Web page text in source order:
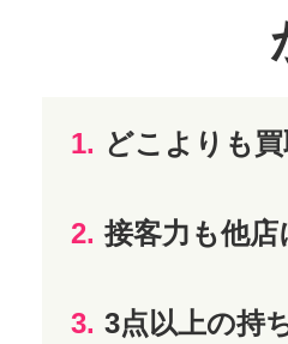
1. どこよりも
2. 接客力も他
3. 3点以上の持